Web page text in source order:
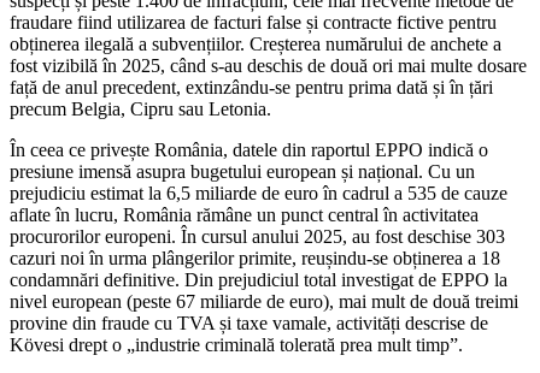
fraudare fiind utilizarea de facturi false și contracte fictive pentru
obținerea ilegală a subvențiilor. Creșterea numărului de anchete a
fost vizibilă în 2025, când s-au deschis de două ori mai multe dosare
față de anul precedent, extinzându-se pentru prima dată și în țări
precum Belgia, Cipru sau Letonia.
În ceea ce privește România, datele din raportul EPPO indică o
presiune imensă asupra bugetului european și național. Cu un
prejudiciu estimat la 6,5 miliarde de euro în cadrul a 535 de cauze
aflate în lucru, România rămâne un punct central în activitatea
procurorilor europeni. În cursul anului 2025, au fost deschise 303
cazuri noi în urma plângerilor primite, reușindu-se obținerea a 18
condamnări definitive. Din prejudiciul total investigat de EPPO la
nivel european (peste 67 miliarde de euro), mai mult de două treimi
provine din fraude cu TVA și taxe vamale, activități descrise de
Kövesi drept o „industrie criminală tolerată prea mult timp”.